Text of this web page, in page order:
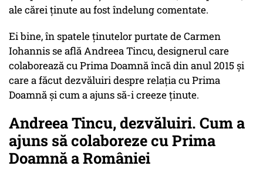
ale cărei ținute au fost îndelung comentate.
Ei bine, în spatele ținutelor purtate de Carmen
Iohannis se află Andreea Tincu, designerul care
colaborează cu Prima Doamnă încă din anul 2015 și
care a făcut dezvăluiri despre relația cu Prima
Doamnă și cum a ajuns să-i creeze ținute.
Andreea Tincu, dezvăluiri. Cum a
ajuns să colaboreze cu Prima
Doamnă a României